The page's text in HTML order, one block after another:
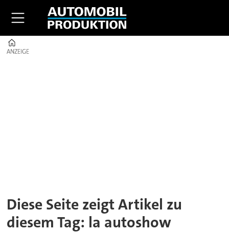
ANZEIGE
ANZEIGE
Diese Seite zeigt Artikel zu
diesem Tag: la autoshow